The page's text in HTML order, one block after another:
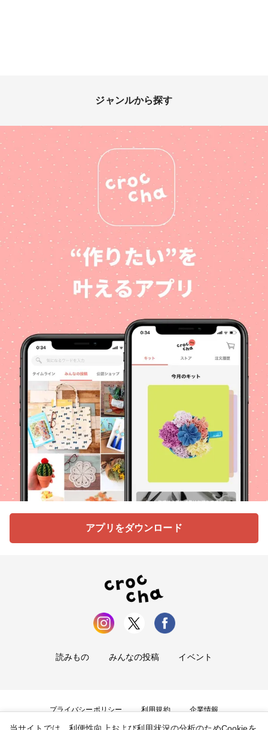
ジャンルから探す
アプリをダウンロード
読みもの みんなの投稿 イベント
プライバシーポリシー 利用規約 企業情報